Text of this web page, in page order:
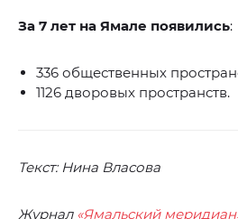
За 7 лет на Ямале появились:
336 общественных
1126 дворовых пространств.
Текст: Нина Власова
Журнал «Ямальский